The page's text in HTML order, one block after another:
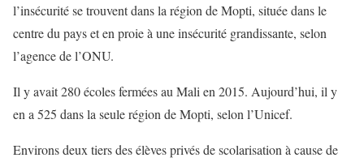
l’insécurité se trouvent dans la région de Mopti, située dans le
centre du pays et en proie à une insécurité grandissante, selon
l’agence de l’ONU.
Il y avait 280 écoles fermées au Mali en 2015. Aujourd’hui, il y
en a 525 dans la seule région de Mopti, selon l’Unicef.
Environs deux tiers des élèves privés de scolarisation à cause de